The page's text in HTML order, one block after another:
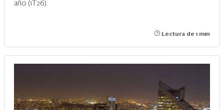
año (1T26).
Lectura de 1 min